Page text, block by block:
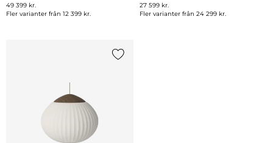
49 399 kr.
Fler varianter från 12 399 kr.
27 599 kr.
Fler varianter från 24 299 kr.